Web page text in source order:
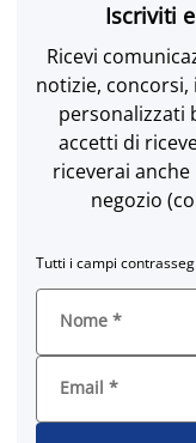
Iscriviti
Ricevi
notizie,
personalizzati
accetti di
riceverai
negozio
Tutti i campi
Nome *
Email *